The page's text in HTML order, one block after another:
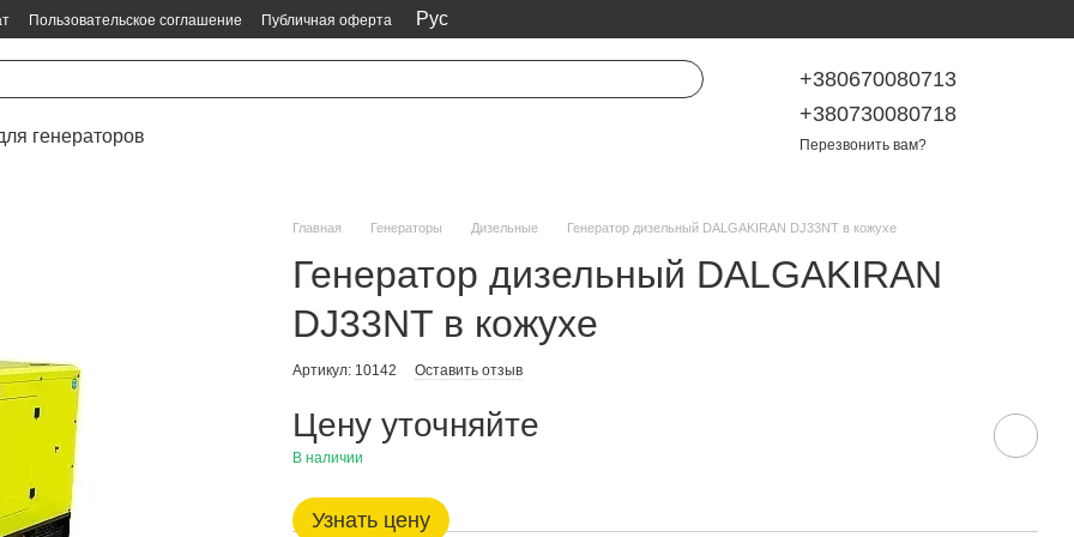
Пользовательское соглашение Публичная оферта Рус
генераторов
+380670080713
+380730080718
Перезвонить вам?
Главная Генераторы Дизельные Генератор дизельный DALGAKIRAN DJ33NT в кожухе
Генератор дизельный DALGAKIRAN
DJ33NT в кожухе
Артикул: 10142 Оставить отзыв
Цену уточняйте
В наличии
Узнать цену